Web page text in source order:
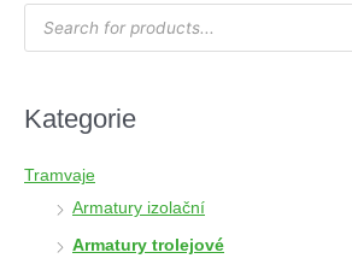
P
d
s
a
r
Kategorie
Tramvaje
Armatury izolační
Armatury trolejové